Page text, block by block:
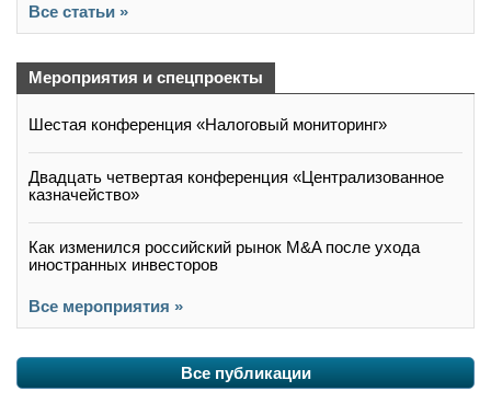
Все статьи »
Мероприятия и спецпроекты
Шестая конференция «Налоговый мониторинг»
Двадцать четвертая конференция «Централизованное
казначейство»
Как изменился российский рынок M&A после ухода
иностранных инвесторов
Все мероприятия »
Все публикации